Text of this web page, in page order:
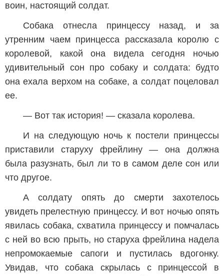
воин, настоящий солдат.
Собака отнесла принцессу назад, и за
утренним чаем принцесса рассказала королю с
королевой, какой она видела сегодня ночью
удивительный сон про собаку и солдата: будто
она ехала верхом на собаке, а солдат поцеловал
ее.
— Вот так история! — сказала королева.
И на следующую ночь к постели принцессы
приставили старуху фрейлину — она должна
была разузнать, был ли то в самом деле сон или
что другое.
А солдату опять до смерти захотелось
увидеть прелестную принцессу. И вот ночью опять
явилась собака, схватила принцессу и помчалась
с ней во всю прыть, но старуха фрейлина надела
непромокаемые сапоги и пустилась вдогонку.
Увидав, что собака скрылась с принцессой в